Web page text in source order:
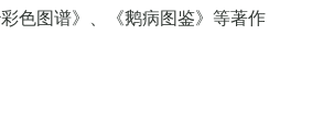
色图谱》、《鹅病图鉴》等著作